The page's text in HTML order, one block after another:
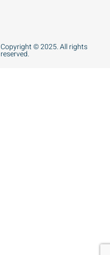
Copyright © 2025. All rights
reserved.